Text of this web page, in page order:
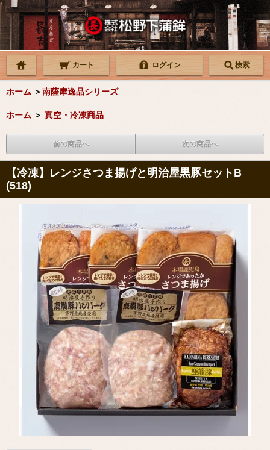
カート ログイン 検索
ホーム ＞南薩摩逸品シリーズ
ホーム ＞ 真空・冷凍商品
前の商品へ 次の商品へ
【冷凍】レンジさつま揚げと明治屋黒豚セットB
(518)